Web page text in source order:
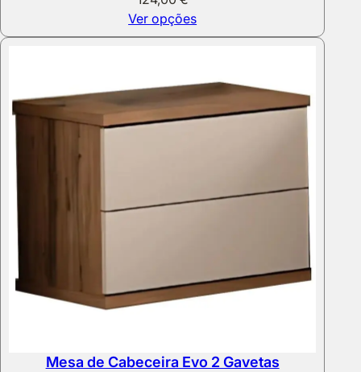
Ver opções
Mesa de Cabeceira Evo 2 Gavetas